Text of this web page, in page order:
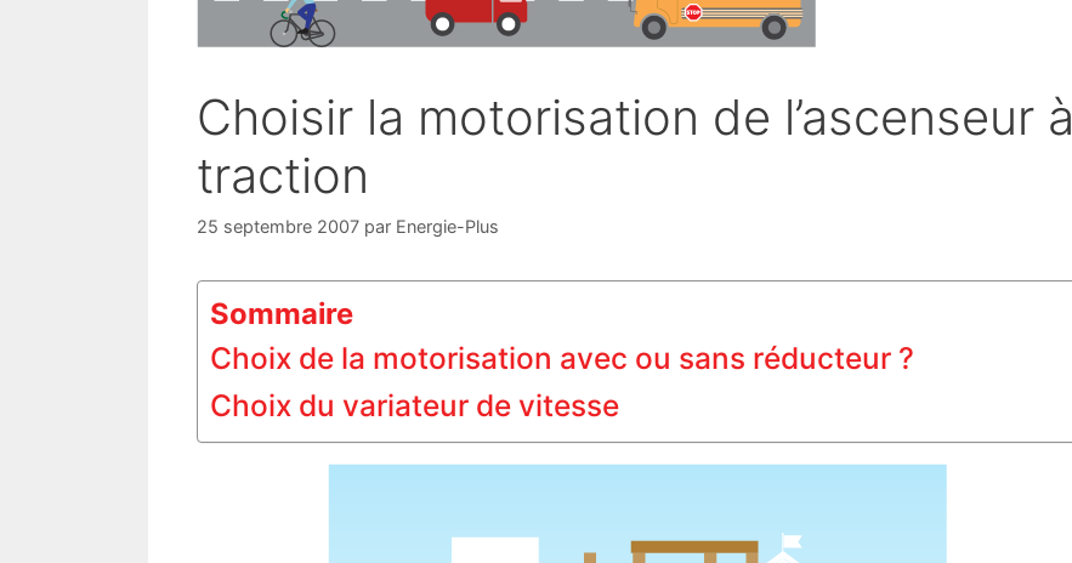
Choisir la motorisation de l’ascenseur à
traction
25 septembre 2007 par Energie-Plus
Sommaire
Choix de la motorisation avec ou sans réducteur ?
Choix du variateur de vitesse